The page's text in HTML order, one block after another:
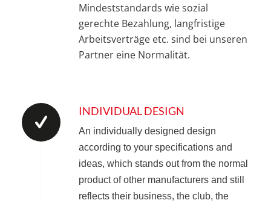
Mindeststandards wie sozial
gerechte Bezahlung, langfristige
Arbeitsverträge etc. sind bei unseren
Partner eine Normalität.
INDIVIDUAL DESIGN
An individually designed design
according to your specifications and
ideas, which stands out from the normal
product of other manufacturers and still
reflects their business, the club, the